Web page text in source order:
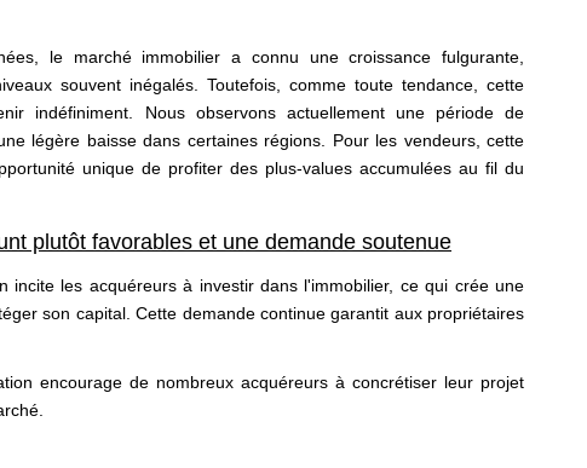
le marché immobilier a connu une croissance fulgurante,
souvent inégalés. Toutefois, comme toute tendance, cette
indéfiniment. Nous observons actuellement une période de
légère baisse dans certaines régions. Pour les vendeurs, cette
unique de profiter des plus-values accumulées au fil du
plutôt favorables et une demande soutenue
les acquéreurs à investir dans l'immobilier, ce qui crée une
son capital. Cette demande continue garantit aux propriétaires
encourage de nombreux acquéreurs à concrétiser leur projet